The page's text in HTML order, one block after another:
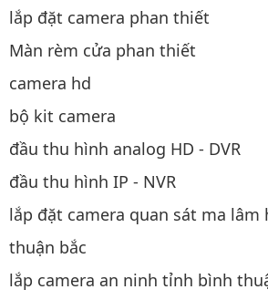
lắp đặt camera phan thiết
Màn rèm cửa phan thiết
camera hd
bộ kit camera
đầu thu hình analog HD - DVR
đầu thu hình IP - NVR
lắp đặt camera quan sát ma lâm
thuận bắc
lắp camera an ninh tỉnh bình